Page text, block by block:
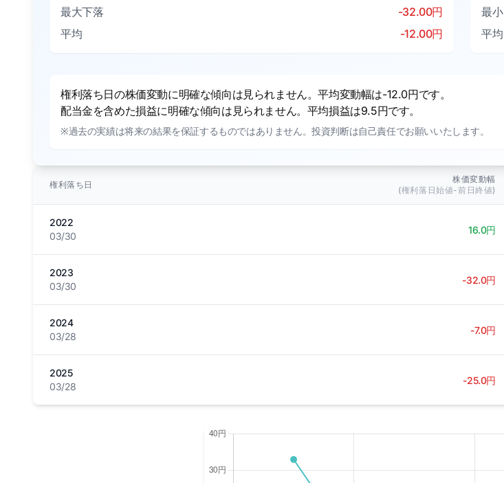
最大下落
-32.00円
平均
-12.00円
最小
平均
権利落ち日の株価変動に明確な傾向は見られません。平均変動幅は-12.0円です。
配当金を含めた損益に明確な傾向は見られません。平均損益は9.5円です。
※過去の実績は将来の結果を保証するものではありません。投資判断は自己責任でお願いいたします。
権利落ち日
株価変動幅
(権利落日始値-前日終値)
2022
03/30
16.0円
2023
03/30
-32.0円
2024
03/28
-7.0円
2025
03/28
-25.0円